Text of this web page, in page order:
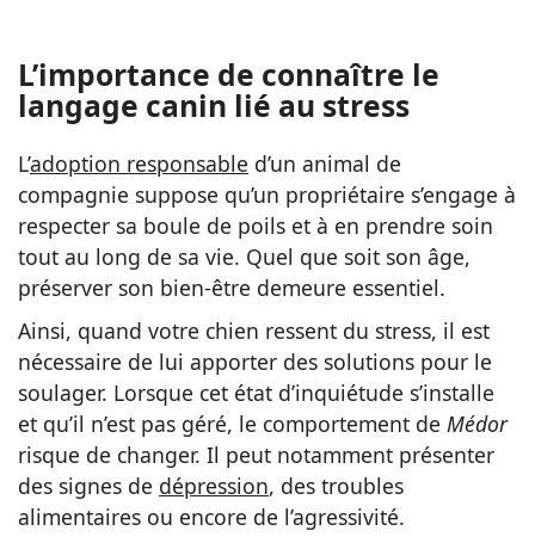
L’importance de connaître le
langage canin lié au stress
L’adoption responsable d’un animal de
compagnie suppose qu’un propriétaire s’engage à
respecter sa boule de poils et à en prendre soin
tout au long de sa vie. Quel que soit son âge,
préserver son bien-être demeure essentiel.
Ainsi, quand votre chien ressent du stress, il est
nécessaire de lui apporter des solutions pour le
soulager. Lorsque cet état d’inquiétude s’installe
et qu’il n’est pas géré, le comportement de Médor
risque de changer. Il peut notamment présenter
des signes de dépression, des troubles
alimentaires ou encore de l’agressivité.